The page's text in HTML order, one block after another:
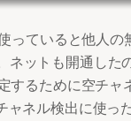
っていると他人の
ネットも開通した
するために空チャ
ャネル検出に使っ